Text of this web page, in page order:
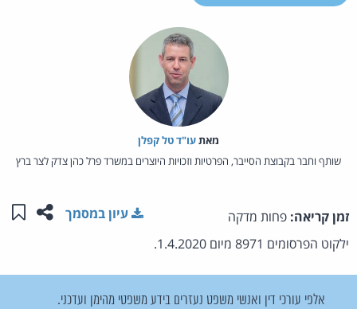
מאת‏עו"ד טל קפלן
שותף וחבר בקבוצת הסייבר, הפרטיות וזכויות היוצרים במשרד פרל כהן צדק לצר ברץ
זמן קריאה: פחות מדקה שתפו
עיון במסמך
ילקוט הפרסומים 8971 מיום 1.4.2020.
אלפי עורכי דין ואנשי משפט נעזרים בידע משפטי מהימן ועדכני.